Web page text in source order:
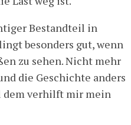
Bestandteil in
besonders gut, wenn
zu sehen. Nicht mehr
die Geschichte anders
dem verhilft mir mein